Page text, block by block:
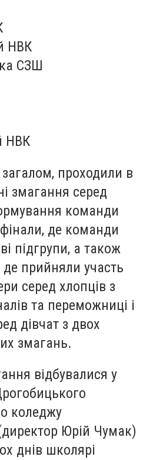
НВК
СЗШ
НВК
проходили в
змагання серед
команди
де команди
підгрупи, а також
прийняли участь
серед хлопців з
та переможниці і
дівчат з двох
змагань.
відбувалися у
коледжу
Юрій Чумак)
днів школярі